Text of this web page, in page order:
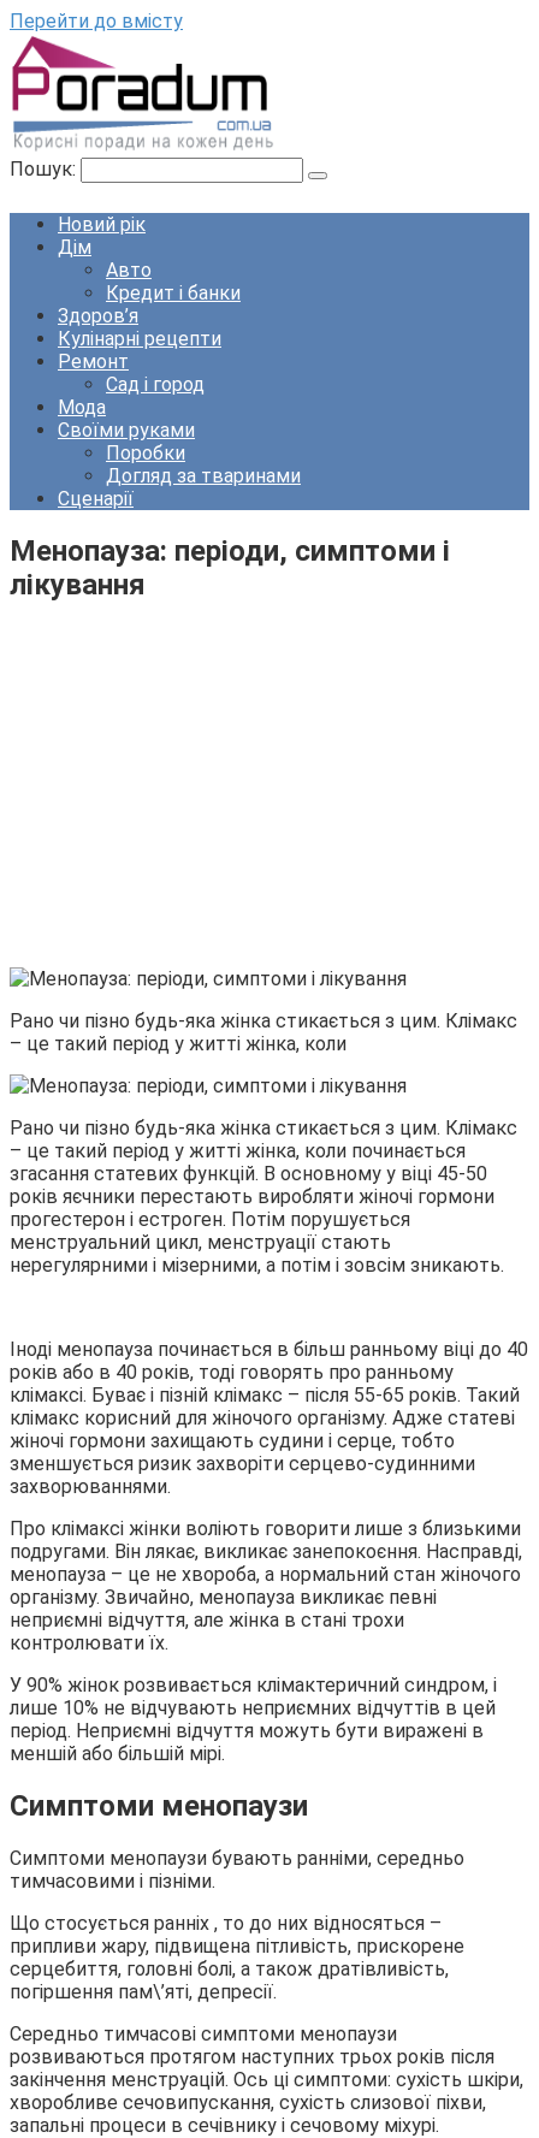
Перейти до вмісту
Пошук:
Новий рік
Дім
Авто
Кредит і банки
Здоров’я
Кулінарні рецепти
Ремонт
Сад і город
Мода
Своїми руками
Поробки
Догляд за тваринами
Сценарії
Менопауза: періоди, симптоми і
лікування
Рано чи пізно будь-яка жінка стикається з цим. Клімакс
– це такий період у житті жінка, коли
Рано чи пізно будь-яка жінка стикається з цим. Клімакс
– це такий період у житті жінка, коли починається
згасання статевих функцій. В основному у віці 45-50
років яєчники перестають виробляти жіночі гормони
прогестерон і естроген. Потім порушується
менструальний цикл, менструації стають
нерегулярними і мізерними, а потім і зовсім зникають.
Іноді менопауза починається в більш ранньому віці до 40
років або в 40 років, тоді говорять про ранньому
клімаксі. Буває і пізній клімакс – після 55-65 років. Такий
клімакс корисний для жіночого організму. Адже статеві
жіночі гормони захищають судини і серце, тобто
зменшується ризик захворіти серцево-судинними
захворюваннями.
Про клімаксі жінки воліють говорити лише з близькими
подругами. Він лякає, викликає занепокоєння. Насправді,
менопауза – це не хвороба, а нормальний стан жіночого
організму. Звичайно, менопауза викликає певні
неприємні відчуття, але жінка в стані трохи
контролювати їх.
У 90% жінок розвивається клімактеричний синдром, і
лише 10% не відчувають неприємних відчуттів в цей
період. Неприємні відчуття можуть бути виражені в
меншій або більшій мірі.
Симптоми менопаузи
Симптоми менопаузи бувають ранніми, середньо
тимчасовими і пізніми.
Що стосується ранніх , то до них відносяться –
припливи жару, підвищена пітливість, прискорене
серцебиття, головні болі, а також дратівливість,
погіршення пам\’яті, депресії.
Середньо тимчасові симптоми менопаузи
розвиваються протягом наступних трьох років після
закінчення менструацій. Ось ці симптоми: сухість шкіри,
хворобливе сечовипускання, сухість слизової піхви,
запальні процеси в сечівнику і сечовому міхурі.